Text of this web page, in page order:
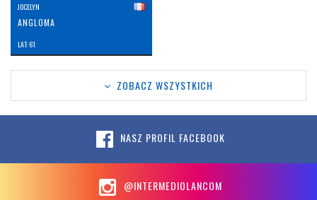
JOCELYN
ANGLOMA
LAT: 61
ZOBACZ WSZYSTKICH
NASZ PROFIL FACEBOOK
@INTERMEDIOLANCOM